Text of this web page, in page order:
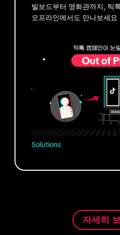
빌보드부터 영화관까지, 틱
오프라인에서도 만나보세요
Solutions
자세히 보